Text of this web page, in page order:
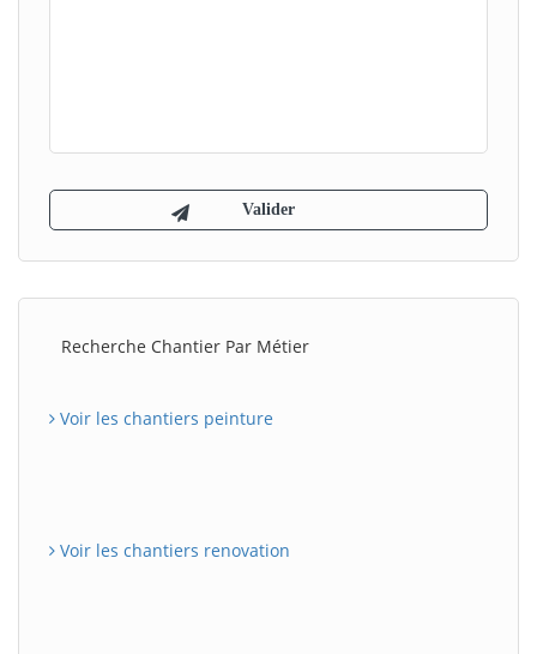
Recherche Chantier Par Métier
Voir les chantiers peinture
Voir les chantiers renovation